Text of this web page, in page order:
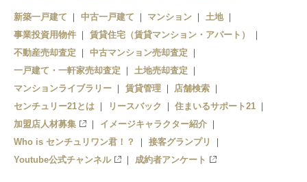
新築一戸建て 中古一戸建て マンション
土地
事業投資用物件
賃貸住宅（賃貸マンション・アパート）
不動産売却査定
中古マンション売却査定
一戸建て・一軒家売却査定
土地売却査定
マンションライブラリー
賃貸管理
店舗検索
センチュリー21とは
リースバック
住まいるサポート21
加盟店人材募集
イメージキャラクター紹介
Who is センチュリワン君！？
接客グランプリ
Youtube公式チャンネル
成約者アンケート